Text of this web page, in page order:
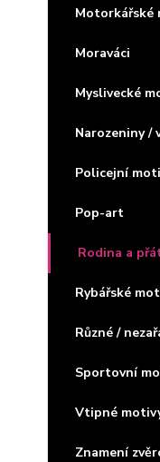
Motorkářské
Moraváci
Myslivecké
Narozeniny /
Policejní
Pop-art
Rodina a
Rybářské
Různé /
Sportovní
Vtipné
Znamení